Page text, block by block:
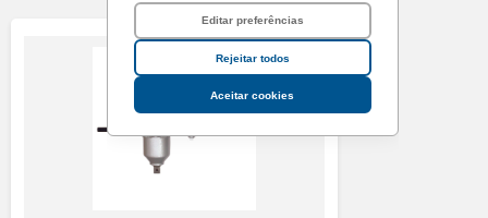
Editar preferências
Rejeitar todos
Aceitar cookies